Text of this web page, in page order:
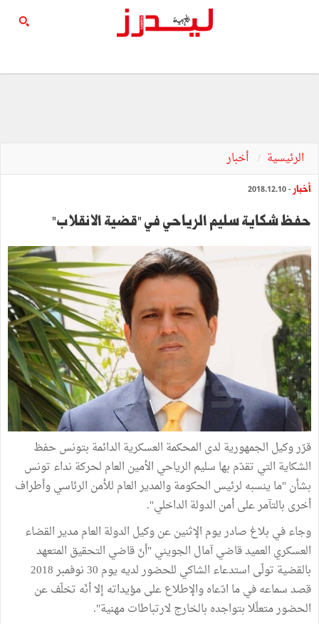
الرئيسية أخبار
أخبار - 2018.12.10
حفظ شكاية سليم الرياحي في "قضية الانقلاب"
قرّر وكيل الجمهورية لدى المحكمة العسكرية الدائمة بتونس حفظ
الشكاية التي تقدّم بها سليم الرياحي الأمين العام لحركة نداء تونس
بشأن "ما ينسبه لرئيس الحكومة والمدير العام للأمن الرئاسي وأطراف
أخرى بالتآمر على أمن الدولة الداخلي".
وجاء في بلاغ صادر يوم الإثنين عن وكيل الدولة العام مدير القضاء
العسكري العميد قاضي آمال الجويني "أنّ قاضي التحقيق المتعهد
بالقضية تولّى استدعاء الشاكي للحضور لديه يوم 30 نوفمبر 2018
قصد سماعه في ما ادّعاه والإطلاع على مؤيداته إلا أنّه تخلّف عن
الحضور متعلّلا بتواجده بالخارج لارتباطات مهنية".